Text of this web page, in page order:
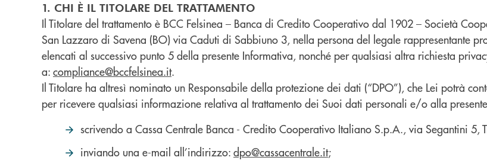
1. CHI È IL TITOLARE DEL TRATTAMENTO
Il Titolare del trattamento è BCC Felsinea – Banca di Credito Cooperativo dal 1902 – Società
San Lazzaro di Savena (BO) via Caduti di Sabbiuno 3, nella persona del legale rappresentante
elencati al successivo punto 5 della presente Informativa, nonché per qualsiasi altra richiesta
a: compliance@bccfelsinea.it.
Il Titolare ha altresì nominato un Responsabile della protezione dei dati (“DPO”), che Lei potrà
per ricevere qualsiasi informazione relativa al trattamento dei Suoi dati personali e/o alla
scrivendo a Cassa Centrale Banca - Credito Cooperativo Italiano S.p.A., via Segantini 5,
inviando una e-mail all’indirizzo: dpo@cassacentrale.it;